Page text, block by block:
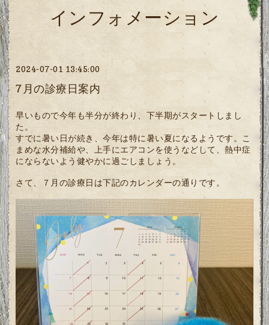
インフォメーション
2024-07-01 13:45:00
7月の診療日案内
早いもので今年も半分が終わり、下半期がスタートしまし
た。
すでに暑い日が続き、今年は特に暑い夏になるようです。こ
まめな水分補給や、上手にエアコンを使うなどして、熱中症
にならないよう健やかに過ごしましょう。
さて、７月の診療日は下記のカレンダーの通りです。